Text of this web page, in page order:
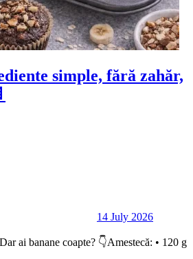
simple, fără zahăr,
14 July 2026
ai banane coapte? 👇Amestecă: • 120 g